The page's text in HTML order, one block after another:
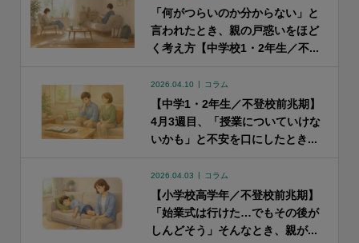
「何がつらいのか分からない」と
言われたとき、親の戸惑いをほど
く考え方【中学校1・2年生／不...
2026.04.10 コラム
【中学1・2年生／不登校前兆期】
4月3週目、「授業についていけな
いかも」と不安を口にしたとき...
2026.04.03 コラム
【小学校高学年／不登校前兆期】
「始業式は行けた…でもその後が
しんどそう」そんなとき、親が...